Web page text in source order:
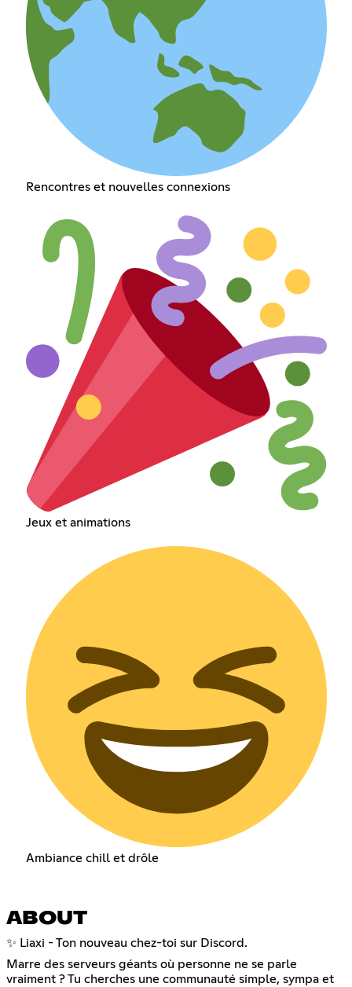
Rencontres et nouvelles connexions
Jeux et animations
Ambiance chill et drôle
ABOUT
✨ Liaxi - Ton nouveau chez-toi sur Discord.
Marre des serveurs géants où personne ne se parle
vraiment ? Tu cherches une communauté simple, sympa et